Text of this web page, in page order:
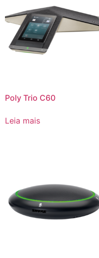
Poly Trio C60
Leia mais